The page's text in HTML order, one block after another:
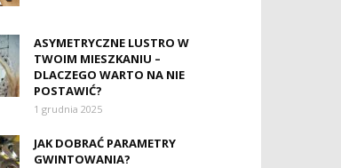
ASYMETRYCZNE LUSTRO W
TWOIM MIESZKANIU –
DLACZEGO WARTO NA NIE
POSTAWIĆ?
1 grudnia 2025
JAK DOBRAĆ PARAMETRY
GWINTOWANIA?